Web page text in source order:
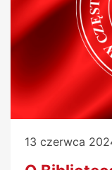
13 czerwca